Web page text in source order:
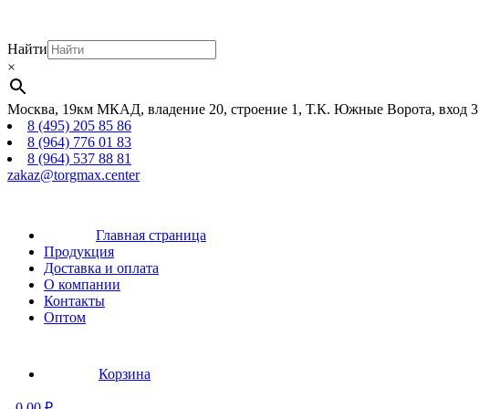
Найти
×
Москва, 19км МКАД, владение 20, строение 1, Т.К. Южные Ворота, вход 3
8 (495) 205 85 86
8 (964) 776 01 83
8 (964) 537 88 81
zakaz@torgmax.center
Главная страница
Продукция
Доставка и оплата
О компании
Контакты
Оптом
Корзина